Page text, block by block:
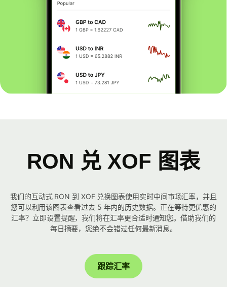
RON 兑 XOF 图表
我们的互动式 RON 到 XOF 兑换图表使用实时中间市场汇率，并且
您可以利用该图表查看过去 5 年内的历史数据。正在等待更优惠的
汇率？立即设置提醒，我们将在汇率更合适时通知您。借助我们的
每日摘要，您绝不会错过任何最新消息。
跟踪汇率